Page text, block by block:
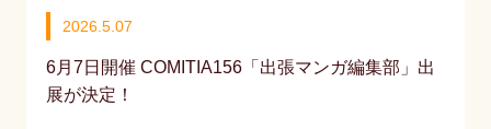
2026.5.07
6月7日開催 COMITIA156「出張マンガ編集部」出
展が決定！